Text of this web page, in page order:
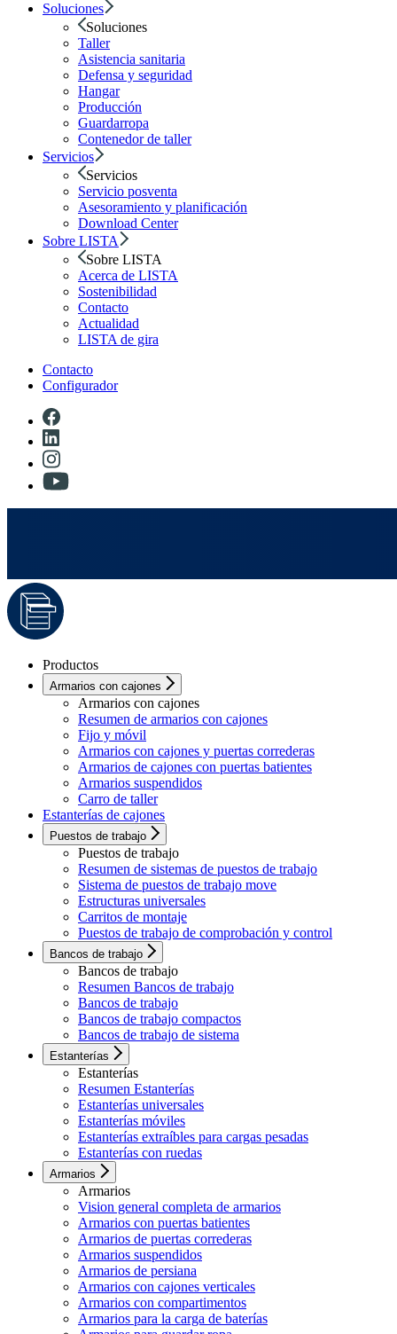
Soluciones
Soluciones
Taller
Asistencia sanitaria
Defensa y seguridad
Hangar
Producción
Guardarropa
Contenedor de taller
Servicios
Servicios
Servicio posventa
Asesoramiento y planificación
Download Center
Sobre LISTA
Sobre LISTA
Acerca de LISTA
Sostenibilidad
Contacto
Actualidad
LISTA de gira
Contacto
Configurador
Productos
Armarios con cajones
Armarios con cajones
Resumen de armarios con cajones
Fijo y móvil
Armarios con cajones y puertas correderas
Armarios de cajones con puertas batientes
Armarios suspendidos
Carro de taller
Estanterías de cajones
Puestos de trabajo
Puestos de trabajo
Resumen de sistemas de puestos de trabajo
Sistema de puestos de trabajo move
Estructuras universales
Carritos de montaje
Puestos de trabajo de comprobación y control
Bancos de trabajo
Bancos de trabajo
Resumen Bancos de trabajo
Bancos de trabajo
Bancos de trabajo compactos
Bancos de trabajo de sistema
Estanterías
Estanterías
Resumen Estanterías
Estanterías universales
Estanterías móviles
Estanterías extraíbles para cargas pesadas
Estanterías con ruedas
Armarios
Armarios
Vision general completa de armarios
Armarios con puertas batientes
Armarios de puertas correderas
Armarios suspendidos
Armarios de persiana
Armarios con cajones verticales
Armarios con compartimentos
Armarios para la carga de baterías